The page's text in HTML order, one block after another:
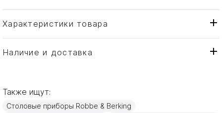
Характеристики товара
Бренд
Robbe & Berking
Страна производителя
Наличие и доставка
Также ищут:
Столовые приборы Robbe & Berking